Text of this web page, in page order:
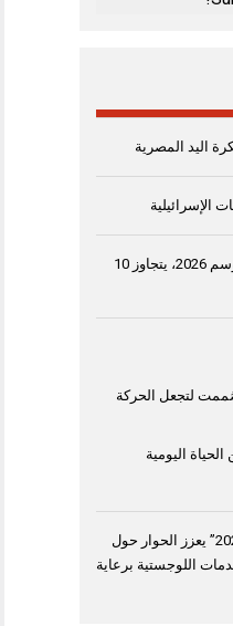
اليد المصرية
الإسرائيلية
إنتاج القمح في مصر خلال موسم 2026، يتجاوز 10
لتجعل الحركة
اليومية
“منتدى الشارقة للاستثمار 2026” يعزز الحوار حول
اللوجستية برعاية